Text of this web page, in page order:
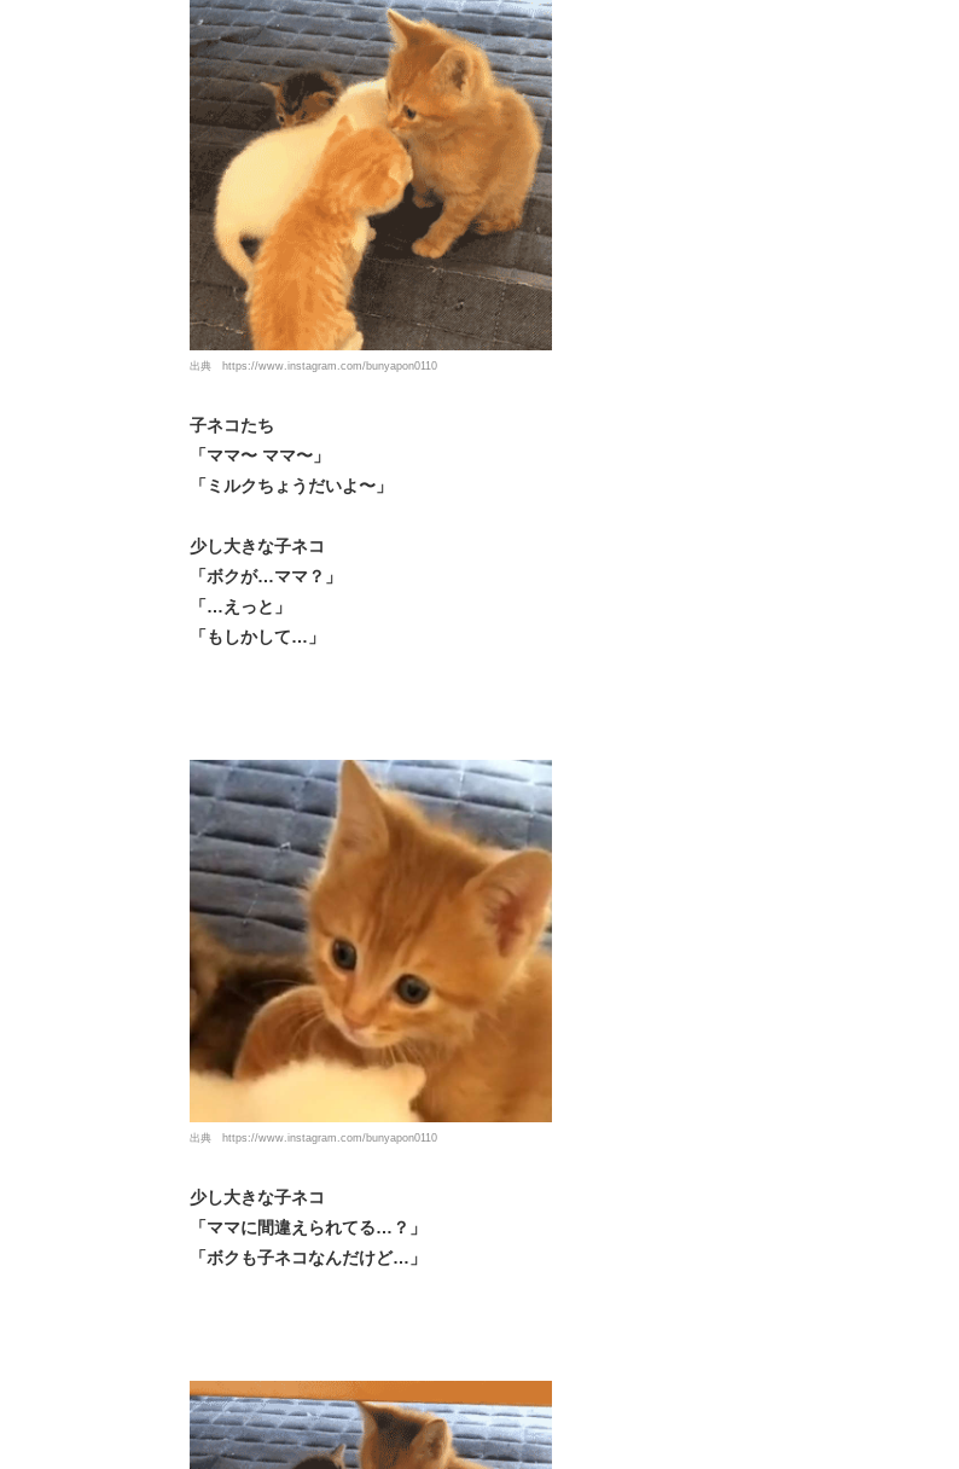
出典 https://www.instagram.com/bunyapon0110
子ネコたち
「ママ〜 ママ〜」
「ミルクちょうだいよ〜」
少し大きな子ネコ
「ボクが…ママ？」
「…えっと」
「もしかして…」
出典 https://www.instagram.com/bunyapon0110
少し大きな子ネコ
「ママに間違えられてる…？」
「ボクも子ネコなんだけど…」